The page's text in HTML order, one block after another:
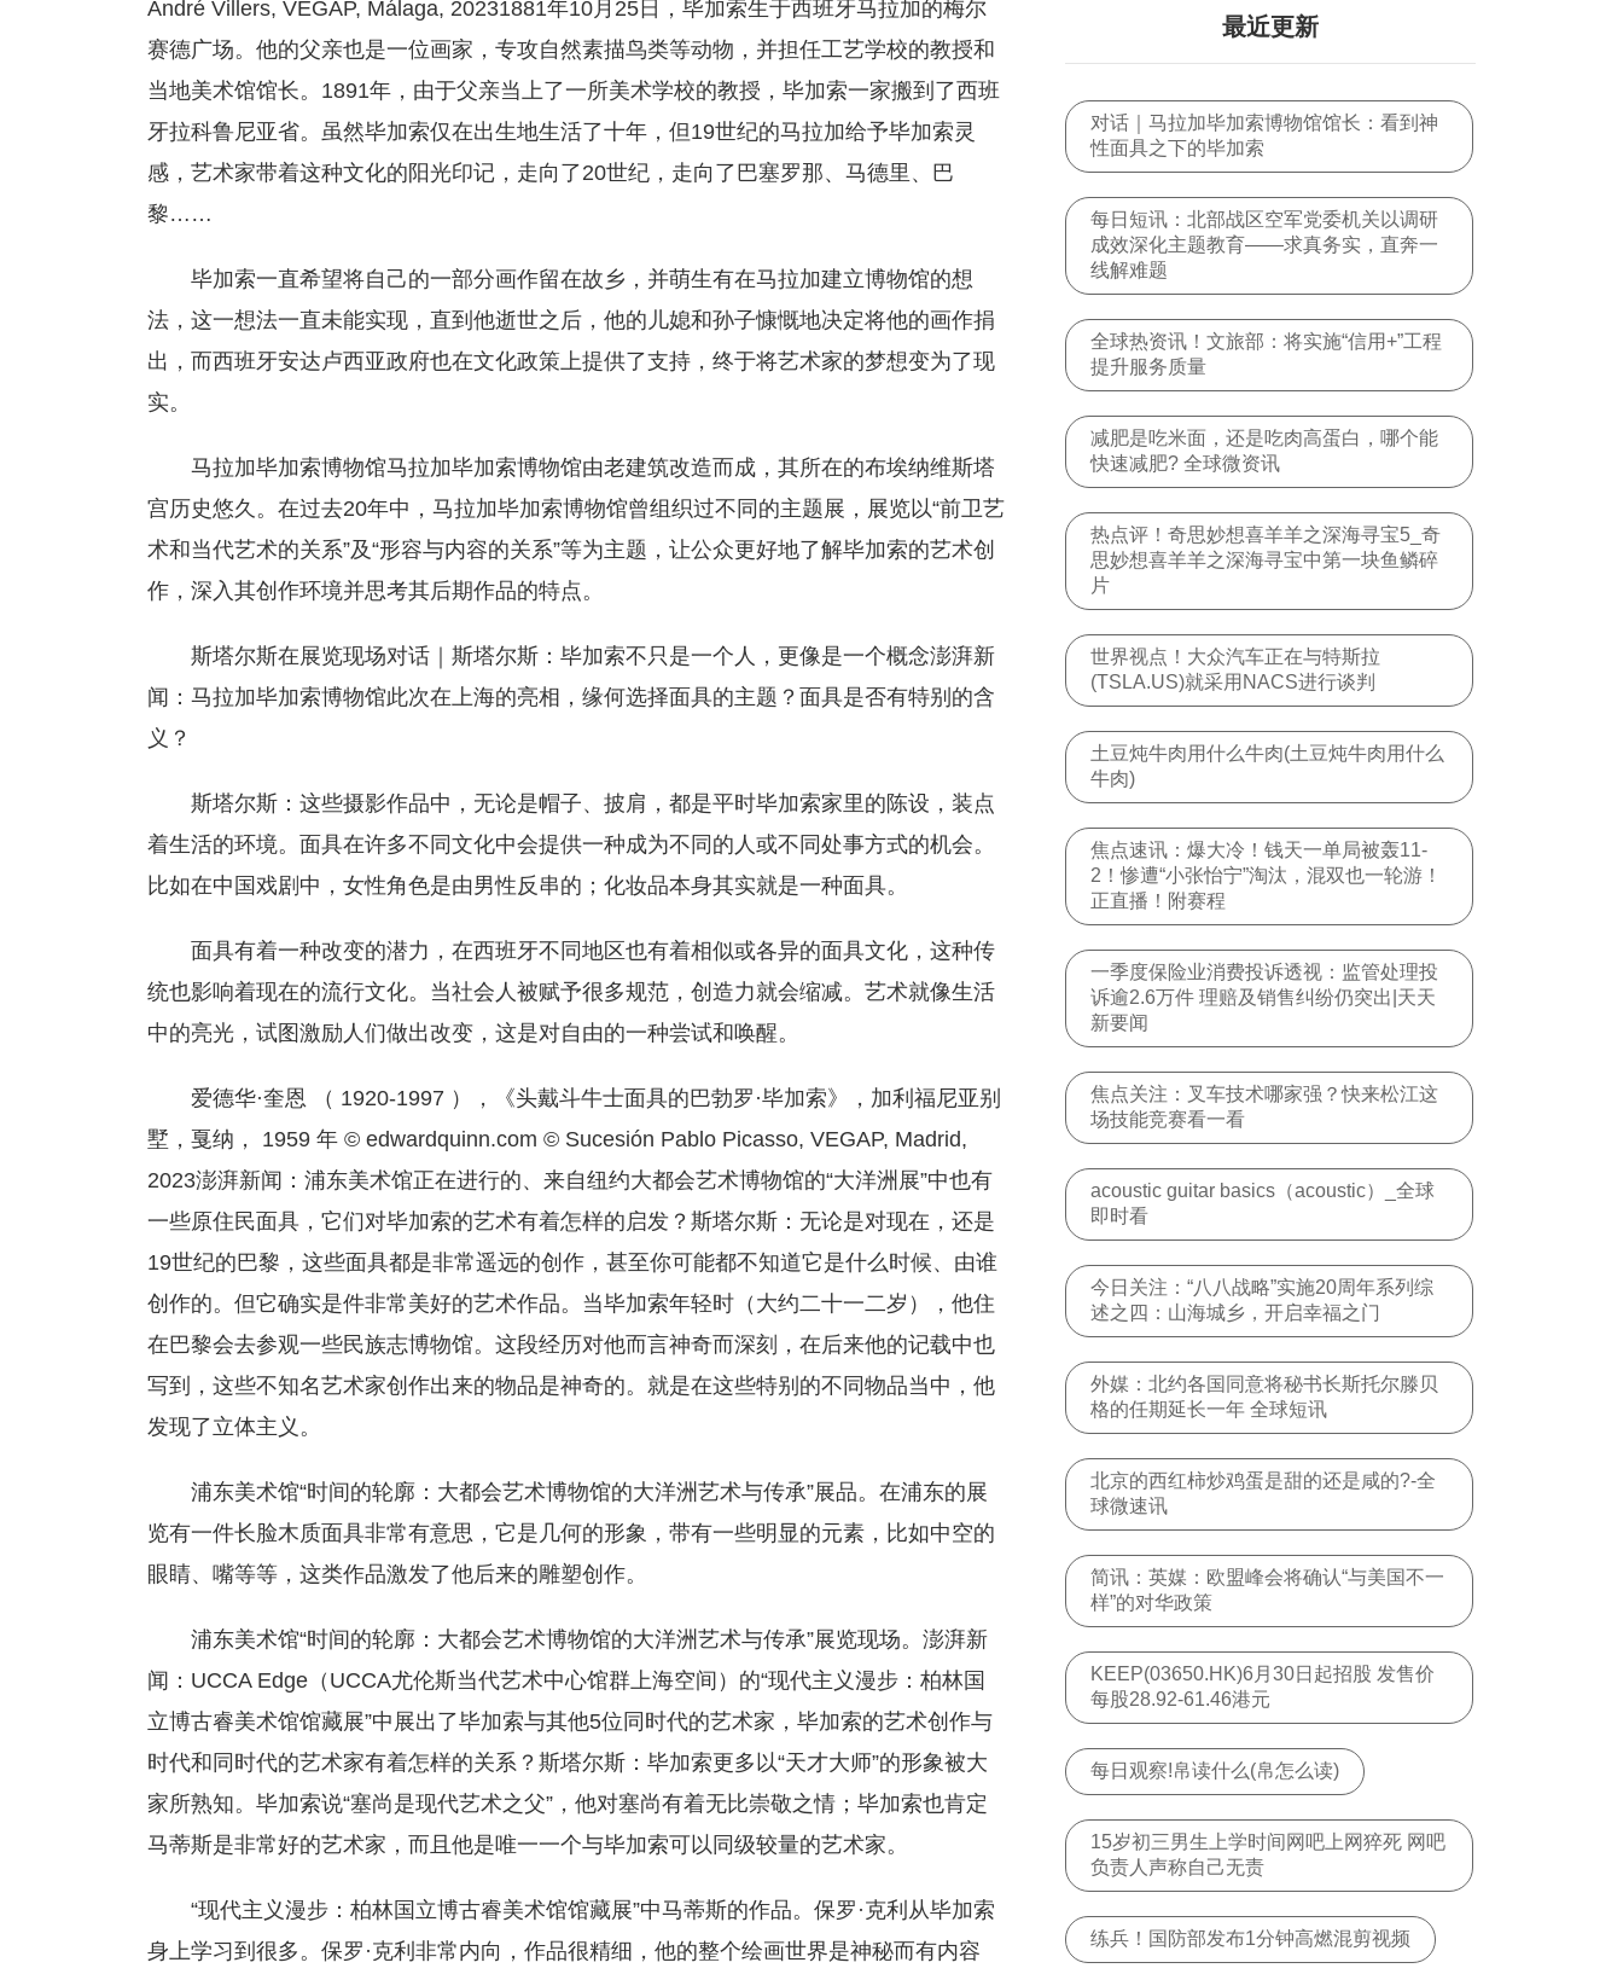
André Villers, VEGAP, Málaga, 20231881年10月25日，毕加索生于西班牙马拉加的梅尔
赛德广场。他的父亲也是一位画家，专攻自然素描鸟类等动物，并担任工艺学校的教授和
当地美术馆馆长。1891年，由于父亲当上了一所美术学校的教授，毕加索一家搬到了西班
牙拉科鲁尼亚省。虽然毕加索仅在出生地生活了十年，但19世纪的马拉加给予毕加索灵
感，艺术家带着这种文化的阳光印记，走向了20世纪，走向了巴塞罗那、马德里、巴
黎……
毕加索一直希望将自己的一部分画作留在故乡，并萌生有在马拉加建立博物馆的想
法，这一想法一直未能实现，直到他逝世之后，他的儿媳和孙子慷慨地决定将他的画作捐
出，而西班牙安达卢西亚政府也在文化政策上提供了支持，终于将艺术家的梦想变为了现
实。
马拉加毕加索博物馆马拉加毕加索博物馆由老建筑改造而成，其所在的布埃纳维斯塔
宫历史悠久。在过去20年中，马拉加毕加索博物馆曾组织过不同的主题展，展览以“前卫艺
术和当代艺术的关系”及“形容与内容的关系”等为主题，让公众更好地了解毕加索的艺术创
作，深入其创作环境并思考其后期作品的特点。
斯塔尔斯在展览现场对话｜斯塔尔斯：毕加索不只是一个人，更像是一个概念澎湃新
闻：马拉加毕加索博物馆此次在上海的亮相，缘何选择面具的主题？面具是否有特别的含
义？
斯塔尔斯：这些摄影作品中，无论是帽子、披肩，都是平时毕加索家里的陈设，装点
着生活的环境。面具在许多不同文化中会提供一种成为不同的人或不同处事方式的机会。
比如在中国戏剧中，女性角色是由男性反串的；化妆品本身其实就是一种面具。
面具有着一种改变的潜力，在西班牙不同地区也有着相似或各异的面具文化，这种传
统也影响着现在的流行文化。当社会人被赋予很多规范，创造力就会缩减。艺术就像生活
中的亮光，试图激励人们做出改变，这是对自由的一种尝试和唤醒。
爱德华·奎恩 （ 1920-1997 ），《头戴斗牛士面具的巴勃罗·毕加索》，加利福尼亚别
墅，戛纳， 1959 年 © edwardquinn.com © Sucesión Pablo Picasso, VEGAP, Madrid,
2023澎湃新闻：浦东美术馆正在进行的、来自纽约大都会艺术博物馆的“大洋洲展”中也有
一些原住民面具，它们对毕加索的艺术有着怎样的启发？斯塔尔斯：无论是对现在，还是
19世纪的巴黎，这些面具都是非常遥远的创作，甚至你可能都不知道它是什么时候、由谁
创作的。但它确实是件非常美好的艺术作品。当毕加索年轻时（大约二十一二岁），他住
在巴黎会去参观一些民族志博物馆。这段经历对他而言神奇而深刻，在后来他的记载中也
写到，这些不知名艺术家创作出来的物品是神奇的。就是在这些特别的不同物品当中，他
发现了立体主义。
浦东美术馆“时间的轮廓：大都会艺术博物馆的大洋洲艺术与传承”展品。在浦东的展
览有一件长脸木质面具非常有意思，它是几何的形象，带有一些明显的元素，比如中空的
眼睛、嘴等等，这类作品激发了他后来的雕塑创作。
浦东美术馆“时间的轮廓：大都会艺术博物馆的大洋洲艺术与传承”展览现场。澎湃新
闻：UCCA Edge（UCCA尤伦斯当代艺术中心馆群上海空间）的“现代主义漫步：柏林国
立博古睿美术馆馆藏展”中展出了毕加索与其他5位同时代的艺术家，毕加索的艺术创作与
时代和同时代的艺术家有着怎样的关系？斯塔尔斯：毕加索更多以“天才大师”的形象被大
家所熟知。毕加索说“塞尚是现代艺术之父”，他对塞尚有着无比崇敬之情；毕加索也肯定
马蒂斯是非常好的艺术家，而且他是唯一一个与毕加索可以同级较量的艺术家。
“现代主义漫步：柏林国立博古睿美术馆馆藏展”中马蒂斯的作品。保罗·克利从毕加索
身上学习到很多。保罗·克利非常内向，作品很精细，他的整个绘画世界是神秘而有内容
最近更新
对话｜马拉加毕加索博物馆馆长：看到神
性面具之下的毕加索
每日短讯：北部战区空军党委机关以调研
成效深化主题教育——求真务实，直奔一
线解难题
全球热资讯！文旅部：将实施“信用+”工程
提升服务质量
减肥是吃米面，还是吃肉高蛋白，哪个能
快速减肥? 全球微资讯
热点评！奇思妙想喜羊羊之深海寻宝5_奇
思妙想喜羊羊之深海寻宝中第一块鱼鳞碎
片
世界视点！大众汽车正在与特斯拉
(TSLA.US)就采用NACS进行谈判
土豆炖牛肉用什么牛肉(土豆炖牛肉用什么
牛肉)
焦点速讯：爆大冷！钱天一单局被轰11-
2！惨遭“小张怡宁”淘汰，混双也一轮游！
正直播！附赛程
一季度保险业消费投诉透视：监管处理投
诉逾2.6万件 理赔及销售纠纷仍突出|天天
新要闻
焦点关注：叉车技术哪家强？快来松江这
场技能竞赛看一看
acoustic guitar basics（acoustic）_全球
即时看
今日关注：“八八战略”实施20周年系列综
述之四：山海城乡，开启幸福之门
外媒：北约各国同意将秘书长斯托尔滕贝
格的任期延长一年 全球短讯
北京的西红柿炒鸡蛋是甜的还是咸的?-全
球微速讯
简讯：英媒：欧盟峰会将确认“与美国不一
样”的对华政策
KEEP(03650.HK)6月30日起招股 发售价
每股28.92-61.46港元
每日观察!帛读什么(帛怎么读)
15岁初三男生上学时间网吧上网猝死 网吧
负责人声称自己无责
练兵！国防部发布1分钟高燃混剪视频